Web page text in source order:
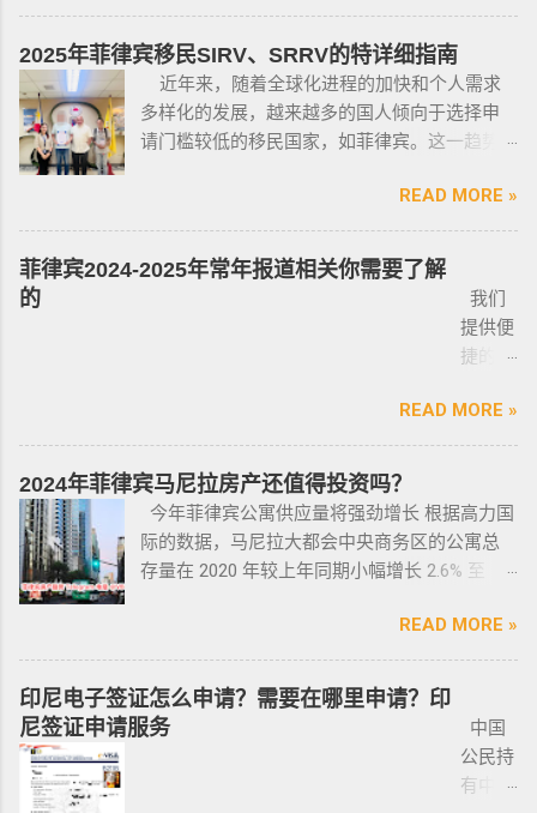
处于实际的威胁之下，或者由于职业丶专业或
商业性质而处于危险之中的人，才会被认定为
有资格申请。 由于经商需要，存在较高风险成
为犯罪分子目标的商人，也可以申请携带许可
证。 据悉，这些行业的人们必须通过药物和心
的两年以上徒刑的案子，才可以获得特殊枪支
下，才可以携带枪支。 菲律宾当局表示，新法
律将帮助他们更好地规范使用枪械，遏制涉枪
犯罪。 该法律更严厉规定，个人如果非法持有
无牌枪支且被定罪的话，将面临至少入狱30
禁止公民携带枪支进入公共场合的禁令，即使
是未当班的警察，在公共场合携带配枪，也会
因此而被逮捕。 要求枪支持有者，每两年更新
一次执照，并每四年登记一次枪支。 如果不遵
守，将导致撤销和没收枪支。 续期申请，需要
在该许可证期满之日前六个月内，向菲律宾国
此外还要求，要携带枪支外出的人，必须以合
手枪。 目前共有五种持有枪支的许可证： 类别
1 －最多拥有2支枪 类别 2 -最多拥有5支枪 类别
3 -最多拥有10支枪 类别 4 -最多拥有15支枪 类
什么是遣返令VDO（Voluntary Deportation
Order） 一般都是非法行为导致被遣返，情节比
较严重。例如19-20年，很多客户是非法用落地
签转旅游签。 一般遣返客户都会成为“菲律宾不
次再来需要洗黑。 哪些情况会被遣返？ 1. 落地
签转旅游签的旅客，如果没有提前在移民局处
理，出境在机场就被扣护照。 2. 2016年克拉克
事件被抓的，又保关入境的客户必须要做遣返
才能出境。 3. 在菲律宾工作无牌照被本地警察
抓，在拘留所等待遣返或保出来做遣返。 4. 在
5. 在机场海关是黑名单保关入境的，回国要做
了NBI，这2步做好了以后如果不着急走，最长
等待时间是半年。半年内都可以随时走。 菲律
宾做了遣返会是黑名单吗？ 但凡做了遣返都是
黑名单。遣返的流程第一步就是申请驱逐令。
中国人出境被扣护照，被扣护照后面的处理方
式只有遣返。 上了菲律宾黑名单以后怎么再入
境 如果您已经被遣返回去了，并且还想再来菲
律宾的话，那么您可以联系我们帮您洗黑直接
清底，整个周期15个工作日，洗好了以后再入
境不会有任何被拦，包入境的。 如果您需要了
有限的新人提供参考，大神勿喷。 废话不多
说，菲律宾买车的时候最好选择本地人开的车
行，年限4年内的最好，一般没啥通病，最好自
己去网上搜索，二手车网站也可以，原因我就
不详细说明了，中国人卖的车很多调表 很多有
暗伤才卖； 找到你心爱的车的时候千万不要着
急下单，一定要多渠道比价，多维度评估，最
车人和 和你交易的是不是同一个人 ； 在菲买二
手车一般都是车主将车卖给车行，车行再把车
卖给你，所以有几个细节你要注意了： 1、你会
拿到两份合同，第一份是车主卖给车行的，这
是否一致，车主ID和车行老板ID复印件作为合同
附件一同给你，每一个ID旁边都要有车主的签
名； 2、第二份合同一般都是一张空白的合同，
只有车行的签字，所以你要核对签字是否一
致，如果可以尽量多要一些签过字的合同，后
面会说为什么； 3、检查CR/OR原件，原件，原
哪里交保险，保险品类； 4、车牌要注意是不是
你取回来再交易，因为现在两年以上的车牌基
本都下来了，如果你不知道去哪里换贴牌也是
比较麻烦的，何况大部分人英语都不太好，贴
牌的车牌号和临时车牌的车牌号不是同一个号
2025年菲律宾移民SIRV、SRRV的特详细指南
近年来，随着全球化进程的加快和个人需求
多样化的发展，越来越多的国人倾向于选择申
请门槛较低的移民国家，如菲律宾。这一趋势
申请菲律宾的移民签证呢？ 接下来，我们将
分析菲律宾移民签证之所以 备受欢迎的几大原
因，并简要概述其申请条件与流程。菲律宾移
民签证和其他国家相比有很多独特的优势：其
申请成本相对较低，地理位置与中国相近，没
有繁琐的移民监限制，为申请者提供了极大的
便利与自由。 在菲律宾，主要有两种移民
签证：SRRV（退休移民签证）和SIRV（投资移
供了一个额外的永居身份，成功获得这些签证
后，不仅能在菲律宾享受更多福利与权益，而
且申请者的原有国籍与原有权益不会受到影
响。 退休移民签证——SRRV
宾退休署(PRA)颁发的移民绿卡，持有者可以自
由出入境，并在菲律宾永居。 申请条件一般
分为两种：现金存款类和房产投资类。 现金
存款类： （1）申请人的年龄需在50岁以上：
一家三口存款2万美元，多一个人需另存款1.5万
美元/人； （2）存款冻结在银行，不能用于
READ MORE »
菲律宾2024-2025年常年报道相关你需要了解
的
我们
提供便
捷的菲
侨常年
报道服
需要提
供
ICARD
人无须
就能做
完报
道。做
READ MORE »
2024年菲律宾马尼拉房产还值得投资吗？
今年菲律宾公寓供应量将强劲增长 根据高力国
际的数据，马尼拉大都会中央商务区的公寓总
存量在 2020 年较上年同期小幅增长 2.6% 至
同比增长放缓。由于新冠疫情，2020 年仅交付
了约 3,370 套，低于 2019 年的 11,200套和过去
十年的年均 7,900 套。 ●菲律宾998不动产机构
998 Real Estate 专注于为华人在菲律宾马尼拉
地区提供一站式的期房投资、炒楼花、现房买
卖、房屋租赁、越来越多的华人对菲律宾旅游
投资,菲律宾移民感兴趣,居外网菲律宾房地产网,
READ MORE »
印尼电子签证怎么申请？需要在哪里申请？印
尼签证申请服务
中国
公民持
有中国